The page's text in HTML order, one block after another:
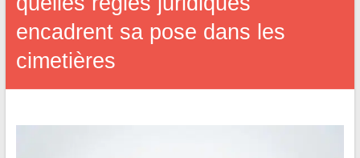
encadrent sa pose dans les
cimetières